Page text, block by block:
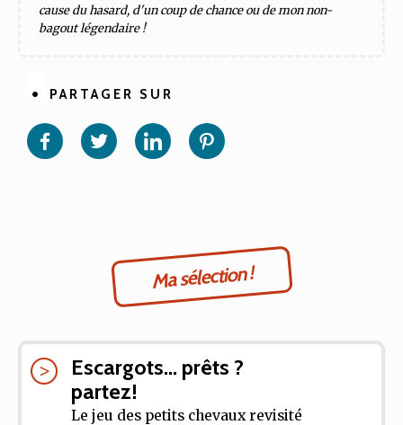
cause du hasard, d'un coup de chance ou de mon non-
bagout légendaire !
PARTAGER SUR
Partager
sur
Partager
sur sur
Ma sélection !
Escargots... prêts ?
partez!
Le jeu des petits chevaux revisité